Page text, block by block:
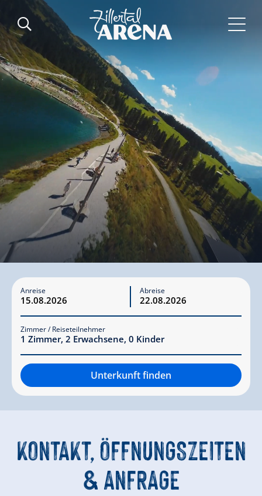
Anreise Abreise
Zimmer / Reiseteilnehmer
1 Zimmer, 2 Erwachsene, 0 Kinder
Unterkunft finden
KONTAKT, ÖFFNUNGSZEITEN
&ANFRAGE